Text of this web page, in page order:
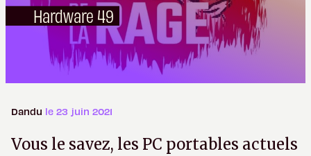
Hardware 49
Dandu le 23 juin 2021
Vous le savez, les PC portables actuels